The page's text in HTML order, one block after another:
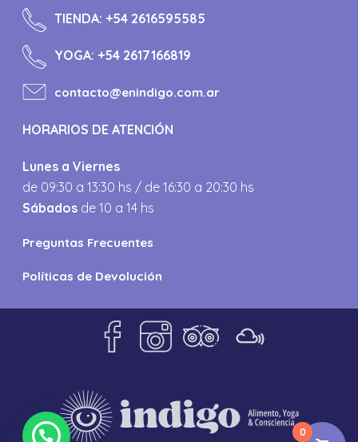
TIENDA:+54 2616595585
YOGA:+54 2617166819
contacto@enindigo.com.ar
HORARIOS DE ATENCIÓN
Lunes a Viernes
de 09:30 a 13:30 hs / de 16:30 a 20:30 hs
Sábados de 10 a 14 hs
Preguntas Frecuentes
Políticas de Devolución
0